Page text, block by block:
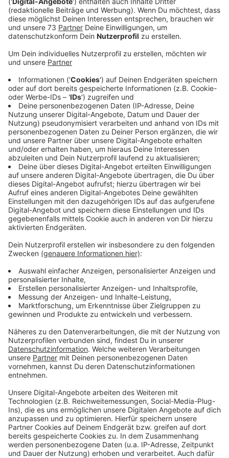
Veröffentlicht:Montag, 01.06.2026 16:53
Anzeige
Nötige Stundenzahl gesenkt
Anzeige
Der Umfang des ehrenamtlichen Engagements muss
nicht mehr fünf, sondern nur noch vier Stunden pro
Woche betragen oder mindestens 200 Stunden im
Jahr. Bisher waren es 250 Stunden im Jahr.
Anzeige
Viele Vergünstigungen in NRW
Anzeige
Die Ehrenamtskarte bietet in Stadtlohn und auch
NRW-weit viele Vergünstigungen.Weitere Infos und
den Link zur Online-Beantragung gibt es hier.Auch
andere Kommunen im Kreis Borken bieten die
Ehrenamtskarte an. Es sind Bocholt, Gescher, Gronau,
Heek, Legden, Schöppingen und Vreden.
Anzeige
Anzeige